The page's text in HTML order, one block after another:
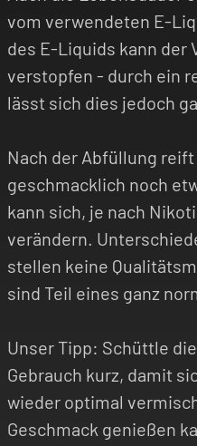
vom verwendeten E-
des E-Liquids kann
verstopfen - durch ein
lässt sich dies jedoch
Nach der Abfüllung
geschmacklich noch
kann sich, je nach
verändern.
stellen keine
sind Teil eines ganz
Unser Tipp: Schüttle
Gebrauch kurz, damit
wieder optimal
Geschmack genießen